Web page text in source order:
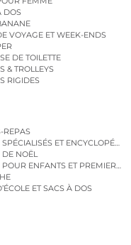
DOS
VOYAGE ET WEEK-ENDS
DE TOILETTE
& TROLLEYS
RIGIDES
REPAS
SPÉCIALISÉS ET
DE NOËL
POUR ENFANTS ET PREMIERS
ET SACS À DOS